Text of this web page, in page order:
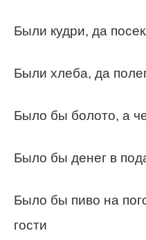
Были кудри, да
Были хлеба, да
Было бы болото, а
Было бы денег в
Было бы пиво на
гости